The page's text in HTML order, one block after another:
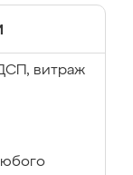
витраж